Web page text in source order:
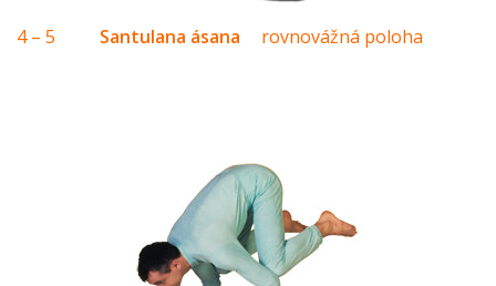
4 – 5 Santulana ásana rovnovážná poloha